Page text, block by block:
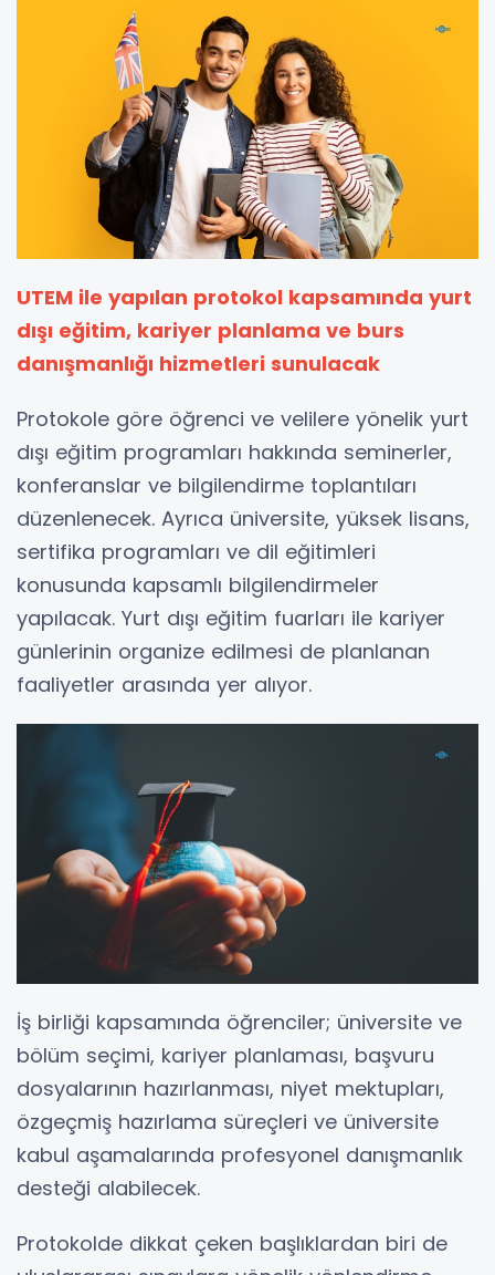
UTEM ile yapılan protokol kapsamında yurt
dışı eğitim, kariyer planlama ve burs
danışmanlığı hizmetleri sunulacak
Protokole göre öğrenci ve velilere yönelik yurt
dışı eğitim programları hakkında seminerler,
konferanslar ve bilgilendirme toplantıları
düzenlenecek. Ayrıca üniversite, yüksek lisans,
sertifika programları ve dil eğitimleri
konusunda kapsamlı bilgilendirmeler
yapılacak. Yurt dışı eğitim fuarları ile kariyer
günlerinin organize edilmesi de planlanan
faaliyetler arasında yer alıyor.
İş birliği kapsamında öğrenciler; üniversite ve
bölüm seçimi, kariyer planlaması, başvuru
dosyalarının hazırlanması, niyet mektupları,
özgeçmiş hazırlama süreçleri ve üniversite
kabul aşamalarında profesyonel danışmanlık
desteği alabilecek.
Protokolde dikkat çeken başlıklardan biri de